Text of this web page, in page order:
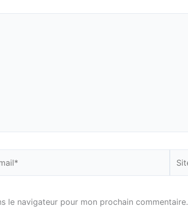
le navigateur pour mon prochain commentaire.